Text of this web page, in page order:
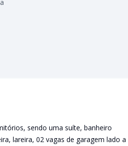
sendo uma suíte, banheiro
lareira, 02 vagas de garagem lado a